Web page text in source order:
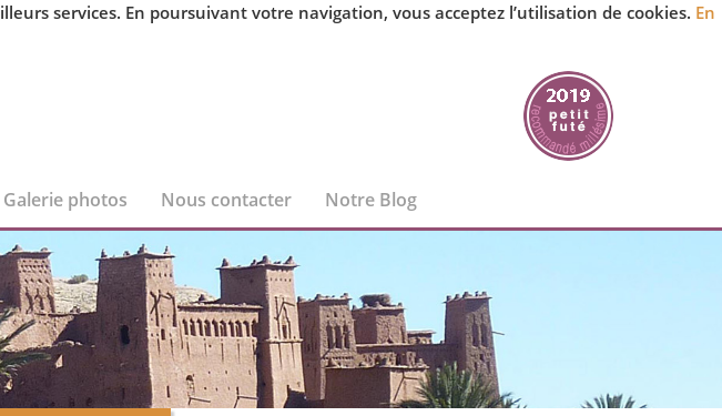
services. En poursuivant votre navigation, vous acceptez l’utilisation de cookies. En
Galerie photos Nous contacter Notre Blog